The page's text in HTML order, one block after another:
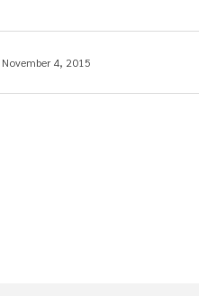
November 4, 2015